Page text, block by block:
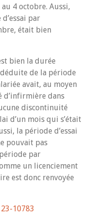
4 octobre. Aussi,
par
était bien
bien la durée
de la période
avait, au moyen
d’infirmière dans
discontinuité
d’un mois qui s’était
la période d’essai
pouvait pas
par
un licenciement
est donc renvoyée
10783